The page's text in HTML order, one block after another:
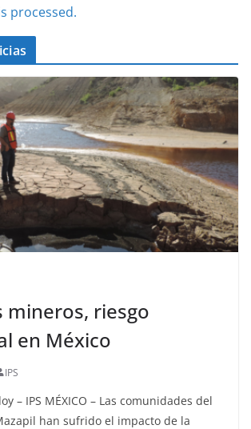
processed.
mineros, riesgo
en México
IPS
– IPS MÉXICO – Las comunidades del
han sufrido el impacto de la